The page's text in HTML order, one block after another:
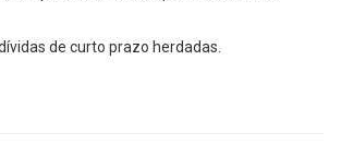
de curto prazo herdadas.